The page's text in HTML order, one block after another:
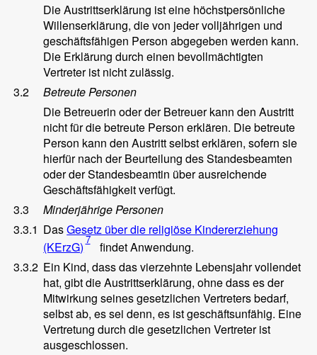
Die Austrittserklärung ist eine höchstpersönliche
Willenserklärung, die von jeder volljährigen und
geschäftsfähigen Person abgegeben werden kann.
Die Erklärung durch einen bevollmächtigten
Vertreter ist nicht zulässig.
3.2
Betreute Personen
Die Betreuerin oder der Betreuer kann den Austritt
nicht für die betreute Person erklären. Die betreute
Person kann den Austritt selbst erklären, sofern sie
hierfür nach der Beurteilung des Standesbeamten
oder der Standesbeamtin über ausreichende
Geschäftsfähigkeit verfügt.
3.3
Minderjährige Personen
3.3.1 DasGesetz über die religiöse Kindererziehung
(KErzG)7
findet Anwendung.
3.3.2 Ein Kind, dass das vierzehnte Lebensjahr vollendet
hat, gibt die Austrittserklärung, ohne dass es der
Mitwirkung seines gesetzlichen Vertreters bedarf,
selbst ab, es sei denn, es ist geschäftsunfähig. Eine
Vertretung durch die gesetzlichen Vertreter ist
ausgeschlossen.